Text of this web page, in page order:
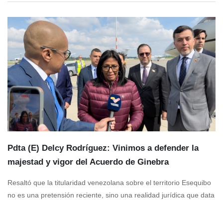
Pdta (E) Delcy Rodríguez: Vinimos a defender la
majestad y vigor del Acuerdo de Ginebra
Resaltó que la titularidad venezolana sobre el territorio Esequibo
no es una pretensión reciente, sino una realidad jurídica que data